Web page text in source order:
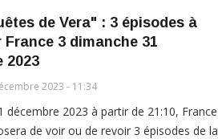
de Vera" : 3 épisodes à
France 3 dimanche 31
2023
2023 - 11:34
décembre 2023 à partir de 21:10, France
de voir ou de revoir 3 épisodes de la